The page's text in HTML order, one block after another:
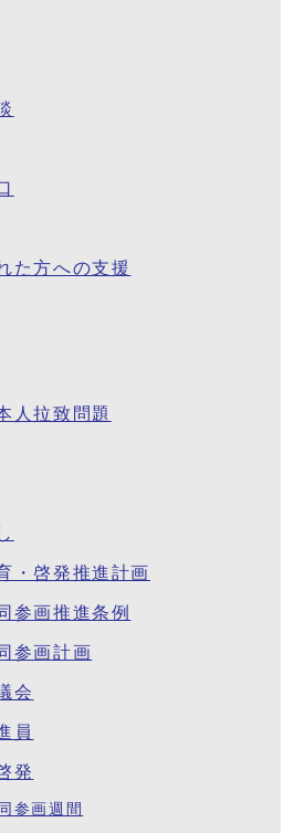
た方への支援
人拉致問題
・啓発推進計画
参画推進条例
参画計画
会
員
発
参画週間